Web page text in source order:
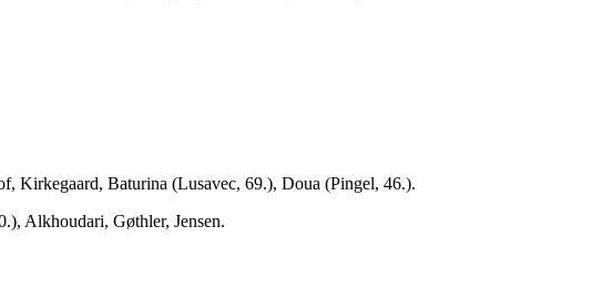
Kirkegaard, Baturina (Lusavec, 69.), Doua (Pingel, 46.).
Alkhoudari, Gøthler, Jensen.